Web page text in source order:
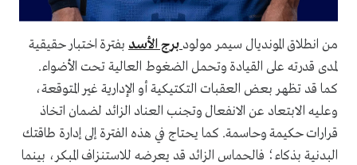
من انطلاق المونديال سيمر مولود برج الأسد بفترة اختبار حقيقية
لمدى قدرته على القيادة وتحمل الضغوط العالية تحت الأضواء.
كما قد تظهر بعض العقبات التكتيكية أو الإدارية غير المتوقعة،
وعليه الابتعاد عن الانفعال وتجنب العناد الزائد لضمان اتخاذ
قرارات حكيمة وحاسمة. كما يحتاج في هذه الفترة إلى إدارة طاقتك
البدنية بذكاء؛ فالحماس الزائد قد يعرضه للاستنزاف المبكر، بينما